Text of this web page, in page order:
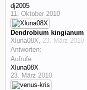
dj2005
11. Oktober 2010
Dendrobium kingianum
Xluna08X, 23. März 2010
Antworten:
Aufrufe:
Xluna08X
23. März 2010